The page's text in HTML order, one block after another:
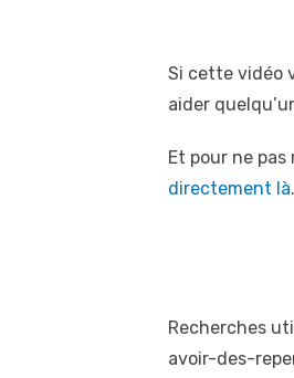
Si cette vidéo
aider
Et pour ne
directement là.
Recherches
avoir-des-